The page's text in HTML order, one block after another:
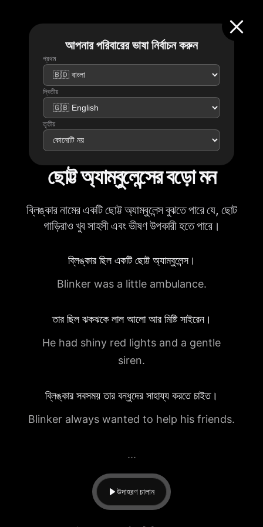
আপনার পরিবারের ভাষা নির্বাচন করুন
প্রথম
দ্বিতীয়
তৃতীয়
ছোট্ট অ্যাম্বুলেন্সের বড়ো মন
ব্লিঙ্কার নামের একটি ছোট্ট অ্যাম্বুলেন্স বুঝতে পারে যে, ছোট
গাড়িরাও খুব সাহসী এবং ভীষণ উপকারী হতে পারে।
ব্লিঙ্কার ছিল একটি ছোট্ট অ্যাম্বুলেন্স।
Blinker was a little ambulance.
তার ছিল ঝকঝকে লাল আলো আর মিষ্টি সাইরেন।
He had shiny red lights and a gentle
siren.
ব্লিঙ্কার সবসময় তার বন্ধুদের সাহায্য করতে চাইত।
Blinker always wanted to help his friends.
...
উদাহরণ চালান